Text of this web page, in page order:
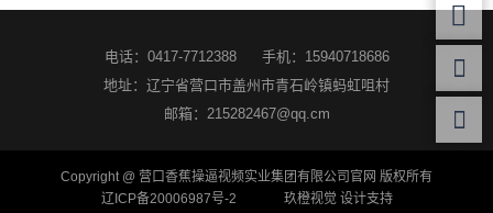
电话：0417-7712388
手机：15940718686
地址：辽宁省营口市盖州市青石岭镇蚂虹咀村
邮箱：215282467@qq.cm
Copyright @ 营口香蕉操逼视频实业集团有限公司官网 版权所有
辽ICP备20006987号-2
玖橙视觉 设计支持